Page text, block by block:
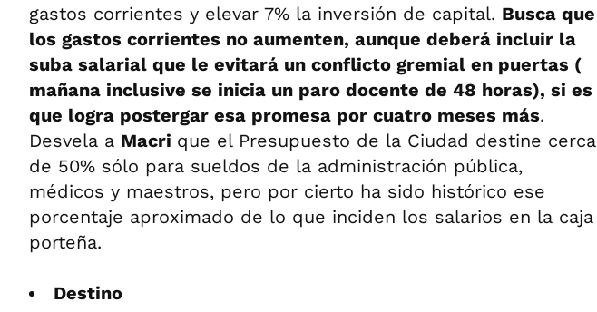
gastos corrientes y elevar 7% la inversión de capital. Busca que
los gastos corrientes no aumenten, aunque deberá incluir la
suba salarial que le evitará un conflicto gremial en puertas (
mañana inclusive se inicia un paro docente de 48 horas), si es
que logra postergar esa promesa por cuatro meses más.
Desvela a Macri que el Presupuesto de la Ciudad destine cerca
de 50% sólo para sueldos de la administración pública,
médicos y maestros, pero por cierto ha sido histórico ese
porcentaje aproximado de lo que inciden los salarios en la caja
porteña.
Destino